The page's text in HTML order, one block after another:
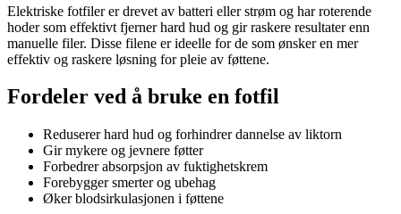
Elektriske fotfiler er drevet av batteri eller strøm og har roterende
hoder som effektivt fjerner hard hud og gir raskere resultater enn
manuelle filer. Disse filene er ideelle for de som ønsker en mer
effektiv og raskere løsning for pleie av føttene.
Fordeler ved å bruke en fotfil
Reduserer hard hud og forhindrer dannelse av liktorn
Gir mykere og jevnere føtter
Forbedrer absorpsjon av fuktighetskrem
Forebygger smerter og ubehag
Øker blodsirkulasjonen i føttene